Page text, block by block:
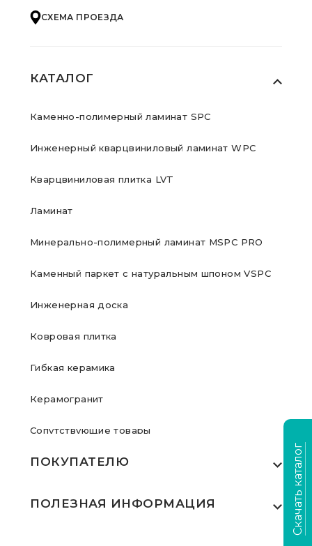
КАТАЛОГ
Каменно-полимерный ламинат SPC
Инженерный кварцвиниловый ламинат WPC
Кварцвиниловая плитка LVT
Ламинат
Минерально-полимерный ламинат MSPC PRO
Каменный паркет с натуральным шпоном VSPC
Инженерная доска
Ковровая плитка
Гибкая керамика
Керамогранит
Сопутствующие товары
ПОКУПАТЕЛЮ
Где купить
ПОЛЕЗНАЯ ИНФОРМАЦИЯ
СХЕМА ПРОЕЗДА
Скачать каталог